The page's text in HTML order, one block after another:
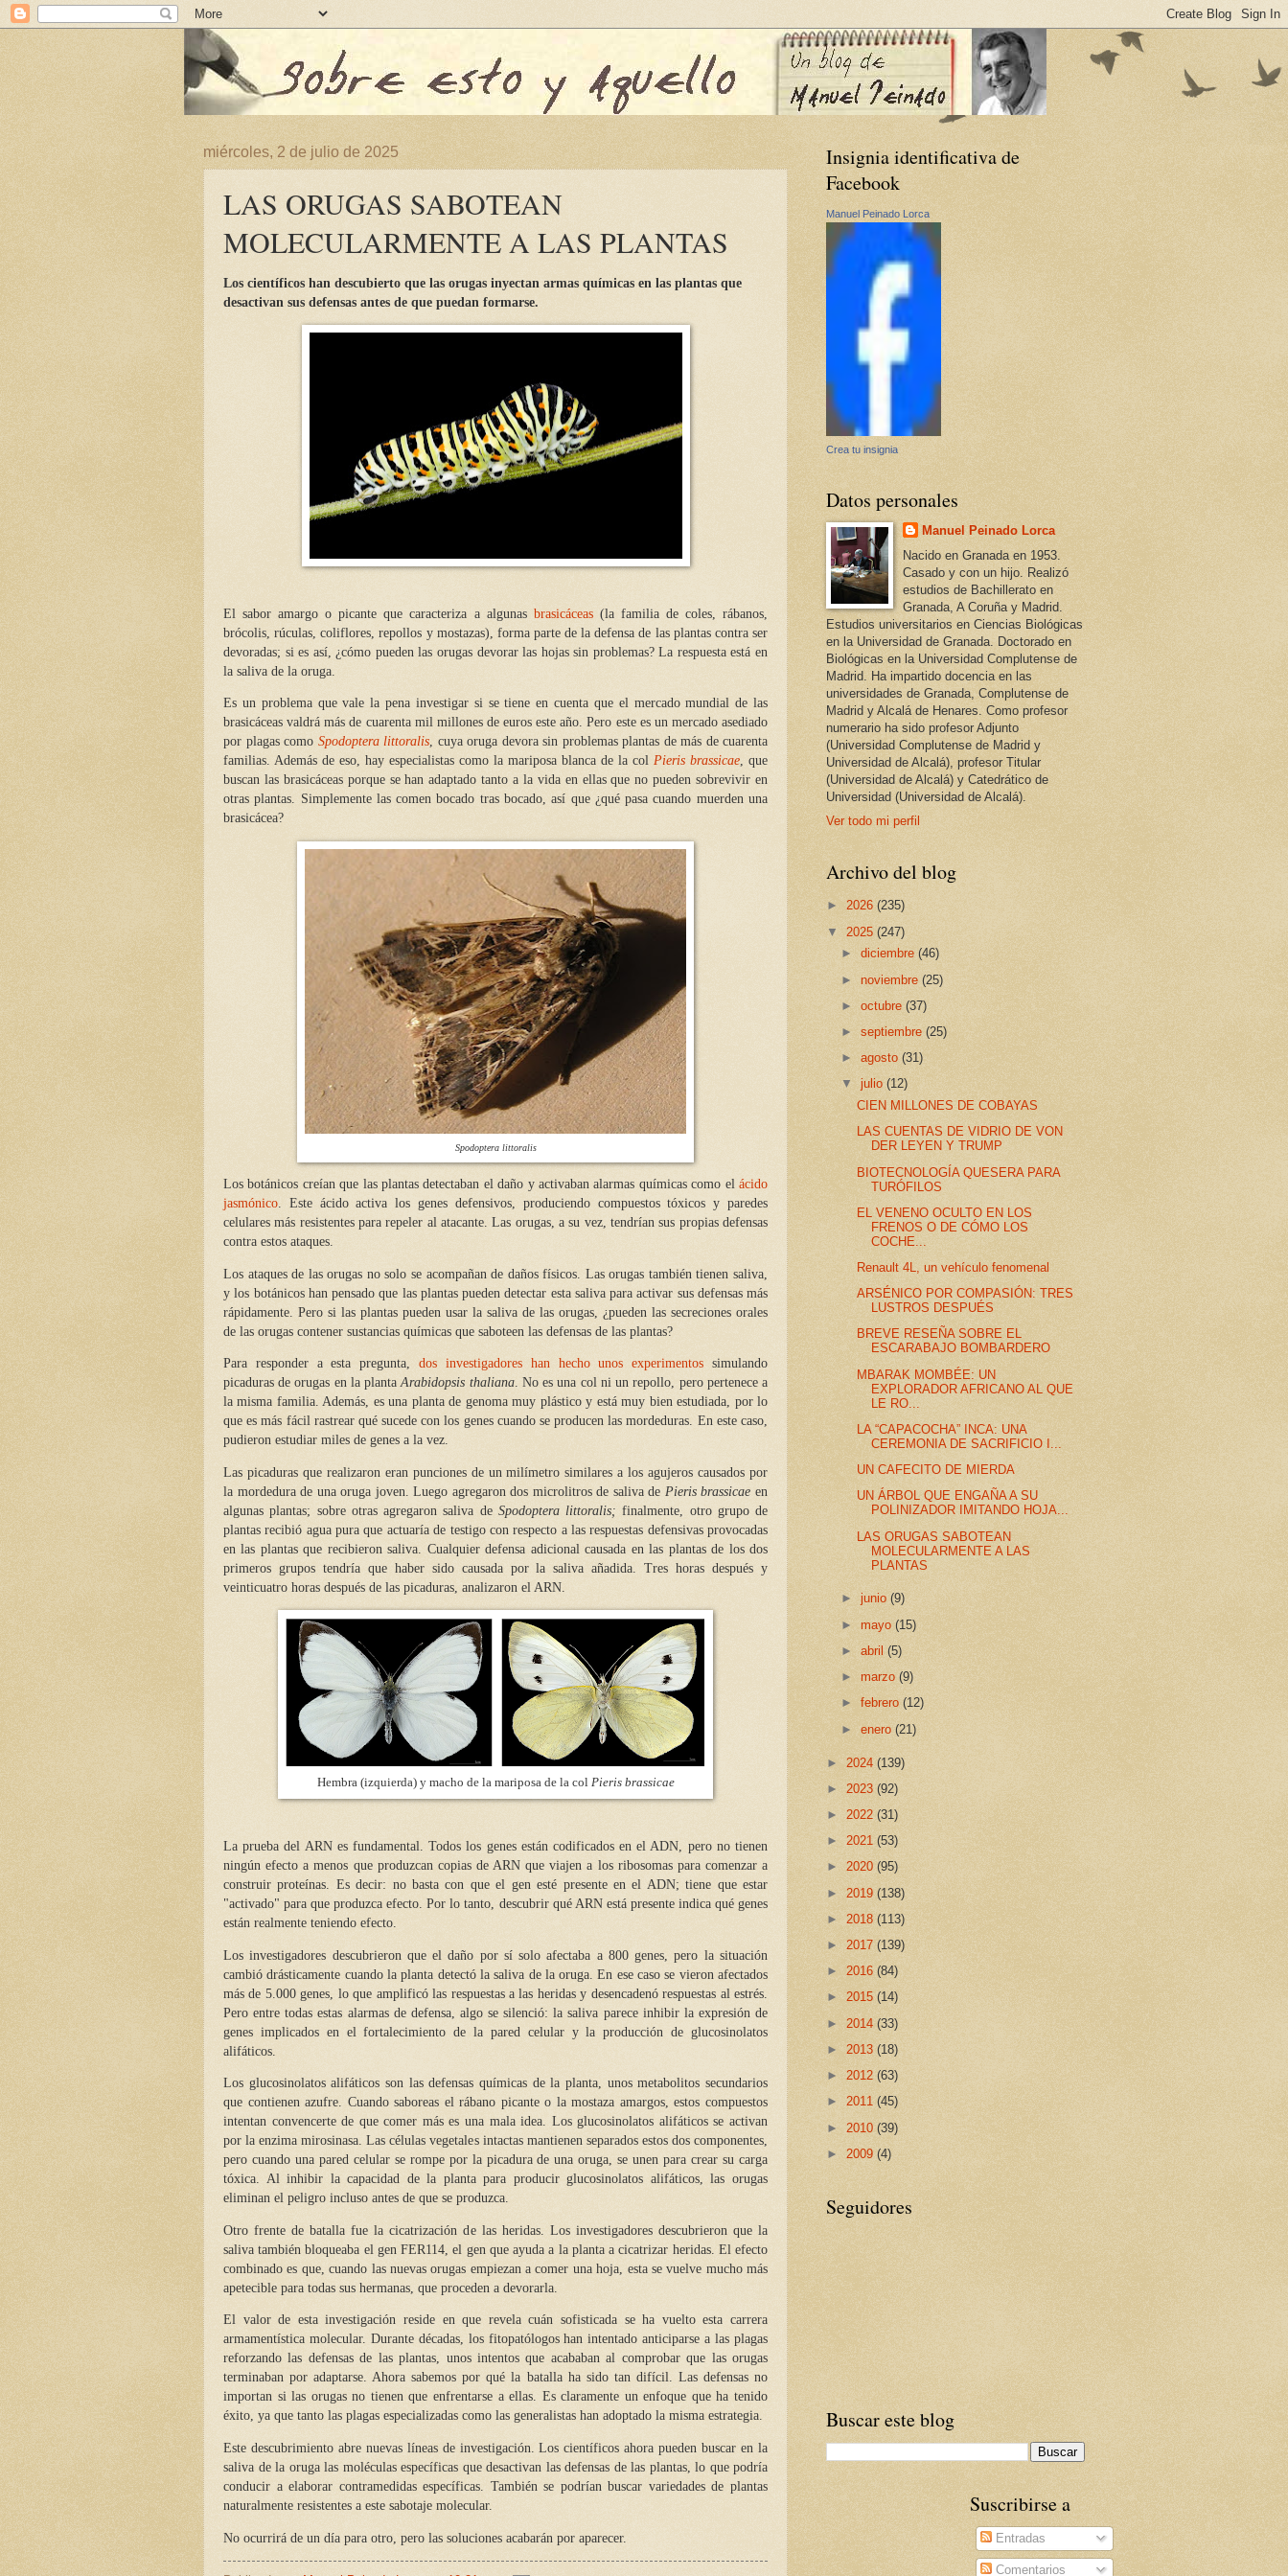
miércoles, 2 de julio de 2025
LAS ORUGAS SABOTEAN
MOLECULARMENTE A LAS PLANTAS
Los científicos han descubierto que las orugas inyectan armas químicas en las plantas que
desactivan sus defensas antes de que puedan formarse.
El sabor amargo o picante que caracteriza a algunas brasicáceas(la familia de coles, rábanos,
brócolis, rúculas, coliflores, repollos y mostazas), forma parte de la defensa de las plantas contra ser
devoradas; si es así, ¿cómo pueden las orugas devorar las hojas sin problemas? La respuesta está en
la saliva de la oruga.
Es un problema que vale la pena investigar si se tiene en cuenta que el mercado mundial de las
brasicáceas valdrá más de cuarenta mil millones de euros este año. Pero este es un mercado asediado
por plagas como Spodoptera littoralis, cuya oruga devora sin problemas plantas de más de cuarenta
familias. Además de eso, hay especialistas como la mariposa blanca de la col Pieris brassicae, que
buscan las brasicáceas porque se han adaptado tanto a la vida en ellas que no pueden sobrevivir en
otras plantas. Simplemente las comen bocado tras bocado, así que ¿qué pasa cuando muerden una
brasicácea?
Spodoptera littoralis
Los botánicos creían que las plantas detectaban el daño y activaban alarmas químicas como el ácido
jasmónico. Este ácido activa los genes defensivos, produciendo compuestos tóxicos y paredes
celulares más resistentes para repeler al atacante. Las orugas, a su vez, tendrían sus propias defensas
contra estos ataques.
Los ataques de las orugas no solo se acompañan de daños físicos. Las orugas también tienen saliva,
y los botánicos han pensado que las plantas pueden detectar esta saliva para activar sus defensas más
rápidamente. Pero si las plantas pueden usar la saliva de las orugas, ¿pueden las secreciones orales
de las orugas contener sustancias químicas que saboteen las defensas de las plantas?
Para responder a esta pregunta,dos investigadores han hecho unos experimentos simulando
picaduras de orugas en la plantaArabidopsis thaliana. No es una col ni un repollo, pero pertenece a
la misma familia. Además, es una planta de genoma muy plástico y está muy bien estudiada, por lo
que es más fácil rastrear qué sucede con los genes cuando se producen las mordeduras. En este caso,
pudieron estudiar miles de genes a la vez.
Las picaduras que realizaron eran punciones de un milímetro similares a los agujeros causados por
la mordedura de una oruga joven. Luego agregaron dos microlitros de saliva de Pieris brassicaeen
algunas plantas; sobre otras agregaron saliva de Spodoptera littoralis;finalmente, otro grupo de
plantas recibió agua pura que actuaría de testigo con respecto a las respuestas defensivas provocadas
en las plantas que recibieron saliva. Cualquier defensa adicional causada en las plantas de los dos
primeros grupos tendría que haber sido causada por la saliva añadida. Tres horas después y
veinticuatro horas después de las picaduras, analizaron el ARN.
Hembra (izquierda) y macho de la mariposa de la col Pieris brassicae
La prueba del ARN es fundamental. Todos los genes están codificados en el ADN, pero no tienen
ningún efecto a menos que produzcan copias de ARN que viajen a los ribosomas para comenzar a
construir proteínas. Es decir: no basta con que el gen esté presente en el ADN; tiene que estar
"activado" para que produzca efecto. Por lo tanto, descubrir qué ARN está presente indica qué genes
están realmente teniendo efecto.
Los investigadores descubrieron que el daño por sí solo afectaba a 800 genes, pero la situación
cambió drásticamente cuando la planta detectó la saliva de la oruga. En ese caso se vieron afectados
más de 5.000 genes, lo que amplificó las respuestas a las heridas y desencadenó respuestas al estrés.
Pero entre todas estas alarmas de defensa, algo se silenció: la saliva parece inhibir la expresión de
genes implicados en el fortalecimiento de la pared celular y la producción de glucosinolatos
alifáticos.
Los glucosinolatos alifáticos son las defensas químicas de la planta, unos metabolitos secundarios
que contienen azufre. Cuando saboreas el rábano picante o la mostaza amargos, estos compuestos
intentan convencerte de que comer más es una mala idea. Los glucosinolatos alifáticos se activan
por la enzima mirosinasa. Las células vegetales intactas mantienen separados estos dos componentes,
pero cuando una pared celular se rompe por la picadura de una oruga, se unen para crear su carga
tóxica. Al inhibir la capacidad de la planta para producir glucosinolatos alifáticos, las orugas
eliminan el peligro incluso antes de que se produzca.
Otro frente de batalla fue la cicatrización de las heridas. Los investigadores descubrieron que la
saliva también bloqueaba el gen FER114, el gen que ayuda a la planta a cicatrizar heridas. El efecto
combinado es que, cuando las nuevas orugas empiezan a comer una hoja, esta se vuelve mucho más
apetecible para todas sus hermanas, que proceden a devorarla.
El valor de esta investigación reside en que revela cuán sofisticada se ha vuelto esta carrera
armamentística molecular. Durante décadas, los fitopatólogos han intentado anticiparse a las plagas
reforzando las defensas de las plantas, unos intentos que acababan al comprobar que las orugas
terminaban por adaptarse. Ahora sabemos por qué la batalla ha sido tan difícil. Las defensas no
importan si las orugas no tienen que enfrentarse a ellas. Es claramente un enfoque que ha tenido
éxito, ya que tanto las plagas especializadas como las generalistas han adoptado la misma estrategia.
Este descubrimiento abre nuevas líneas de investigación. Los científicos ahora pueden buscar en la
saliva de la oruga las moléculas específicas que desactivan las defensas de las plantas, lo que podría
conducir a elaborar contramedidas específicas. También se podrían buscar variedades de plantas
naturalmente resistentes a este sabotaje molecular.
No ocurrirá de un día para otro, pero las soluciones acabarán por aparecer.
Insignia identificativa de
Facebook
Manuel Peinado Lorca
Crea tu insignia
Datos personales
Manuel Peinado Lorca
Nacido en Granada en 1953.
Casado y con un hijo. Realizó
estudios de Bachillerato en
Granada, A Coruña y Madrid.
Estudios universitarios en Ciencias Biológicas
en la Universidad de Granada. Doctorado en
Biológicas en la Universidad Complutense de
Madrid. Ha impartido docencia en las
universidades de Granada, Complutense de
Madrid y Alcalá de Henares. Como profesor
numerario ha sido profesor Adjunto
(Universidad Complutense de Madrid y
Universidad de Alcalá), profesor Titular
(Universidad de Alcalá) y Catedrático de
Universidad (Universidad de Alcalá).
Ver todo mi perfil
Archivo del blog
► 2026 (235)
▼ 2025 (247)
►diciembre(46)
►noviembre(25)
►octubre(37)
►septiembre(25)
►agosto(31)
▼julio(12)
CIEN MILLONES DE COBAYAS
LAS CUENTAS DE VIDRIO DE VON
DER LEYEN Y TRUMP
BIOTECNOLOGÍA QUESERA PARA
TURÓFILOS
EL VENENO OCULTO EN LOS
FRENOS O DE CÓMO LOS
COCHE...
Renault 4L, un vehículo fenomenal
ARSÉNICO POR COMPASIÓN: TRES
LUSTROS DESPUÉS
BREVE RESEÑA SOBRE EL
ESCARABAJO BOMBARDERO
MBARAK MOMBÉE: UN
EXPLORADOR AFRICANO AL QUE
LE RO...
LA “CAPACOCHA” INCA: UNA
CEREMONIA DE SACRIFICIO I...
UN CAFECITO DE MIERDA
UN ÁRBOL QUE ENGAÑA A SU
POLINIZADOR IMITANDO HOJA...
LAS ORUGAS SABOTEAN
MOLECULARMENTE A LAS
PLANTAS
►junio(9)
►mayo(15)
►abril(5)
►marzo(9)
►febrero(12)
►enero(21)
► 2024 (139)
► 2023 (92)
► 2022 (31)
► 2021 (53)
► 2020 (95)
► 2019 (138)
► 2018 (113)
► 2017 (139)
► 2016 (84)
► 2015 (14)
► 2014 (33)
► 2013 (18)
► 2012 (63)
► 2011 (45)
► 2010 (39)
► 2009 (4)
Seguidores
Buscar este blog
Suscribirse a
Entradas
Comentarios